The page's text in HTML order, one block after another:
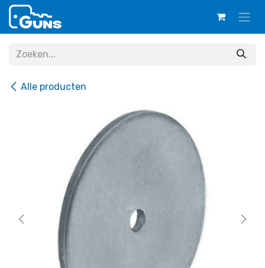
Overslaan naar inhoud
Alle producten